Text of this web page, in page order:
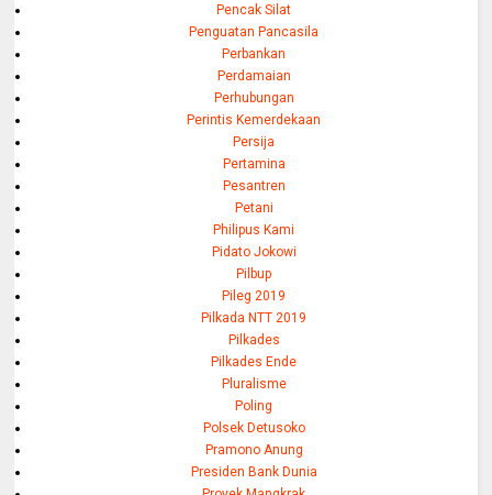
Pencak Silat
Penguatan Pancasila
Perbankan
Perdamaian
Perhubungan
Perintis Kemerdekaan
Persija
Pertamina
Pesantren
Petani
Philipus Kami
Pidato Jokowi
Pilbup
Pileg 2019
Pilkada NTT 2019
Pilkades
Pilkades Ende
Pluralisme
Poling
Polsek Detusoko
Pramono Anung
Presiden Bank Dunia